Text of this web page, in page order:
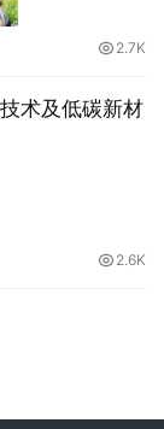
2.7K
术及低碳新材
2.6K